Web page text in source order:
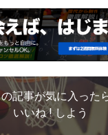
記事が気に入った
いいね ! しよう